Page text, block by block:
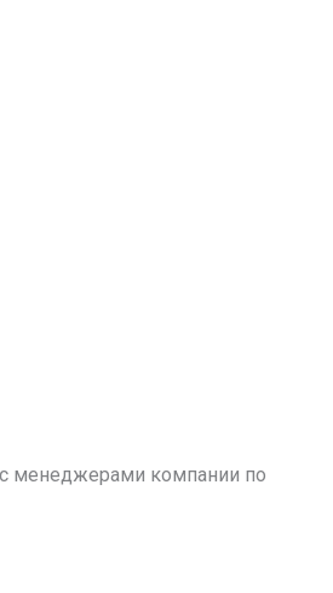
менеджерами компании по